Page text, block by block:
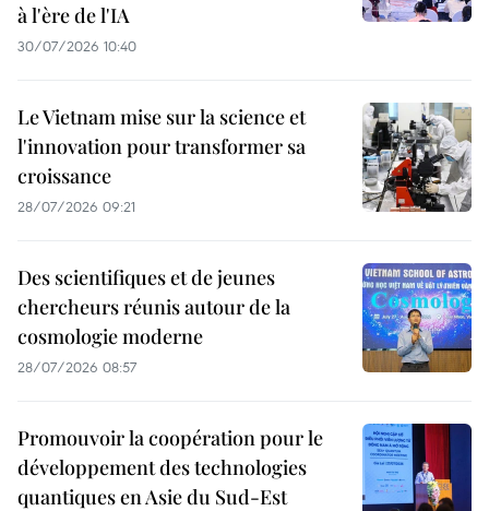
à l'ère de l'IA
30/07/2026 10:40
Le Vietnam mise sur la science et
l'innovation pour transformer sa
croissance
28/07/2026 09:21
Des scientifiques et de jeunes
chercheurs réunis autour de la
cosmologie moderne
28/07/2026 08:57
Promouvoir la coopération pour le
développement des technologies
quantiques en Asie du Sud-Est